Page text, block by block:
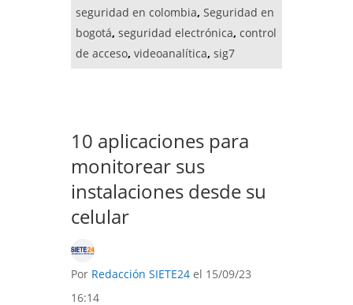
seguridad en colombia, Seguridad en
bogotá, seguridad electrónica, control
de acceso, videoanalítica, sig7
10 aplicaciones para
monitorear sus
instalaciones desde su
celular
Por Redacción SIETE24 el 15/09/23
16:14